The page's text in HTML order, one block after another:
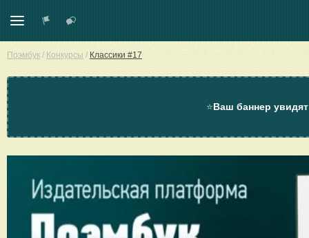
Поэмбук / Конкурсы / Классики #17
⭐Ваш баннер